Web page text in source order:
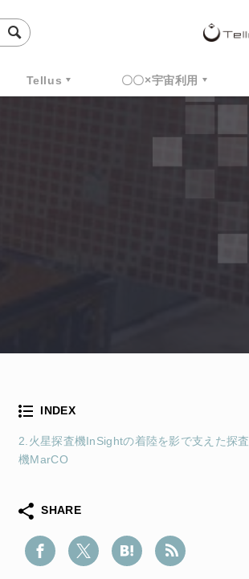
Tellus 〇〇×宇宙利用
INDEX
2.火星探査機InSightの着陸を影で支えた探査
機MarCO
SHARE